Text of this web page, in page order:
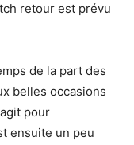
retour est prévu
de la part des
belles occasions
pour
ensuite un peu